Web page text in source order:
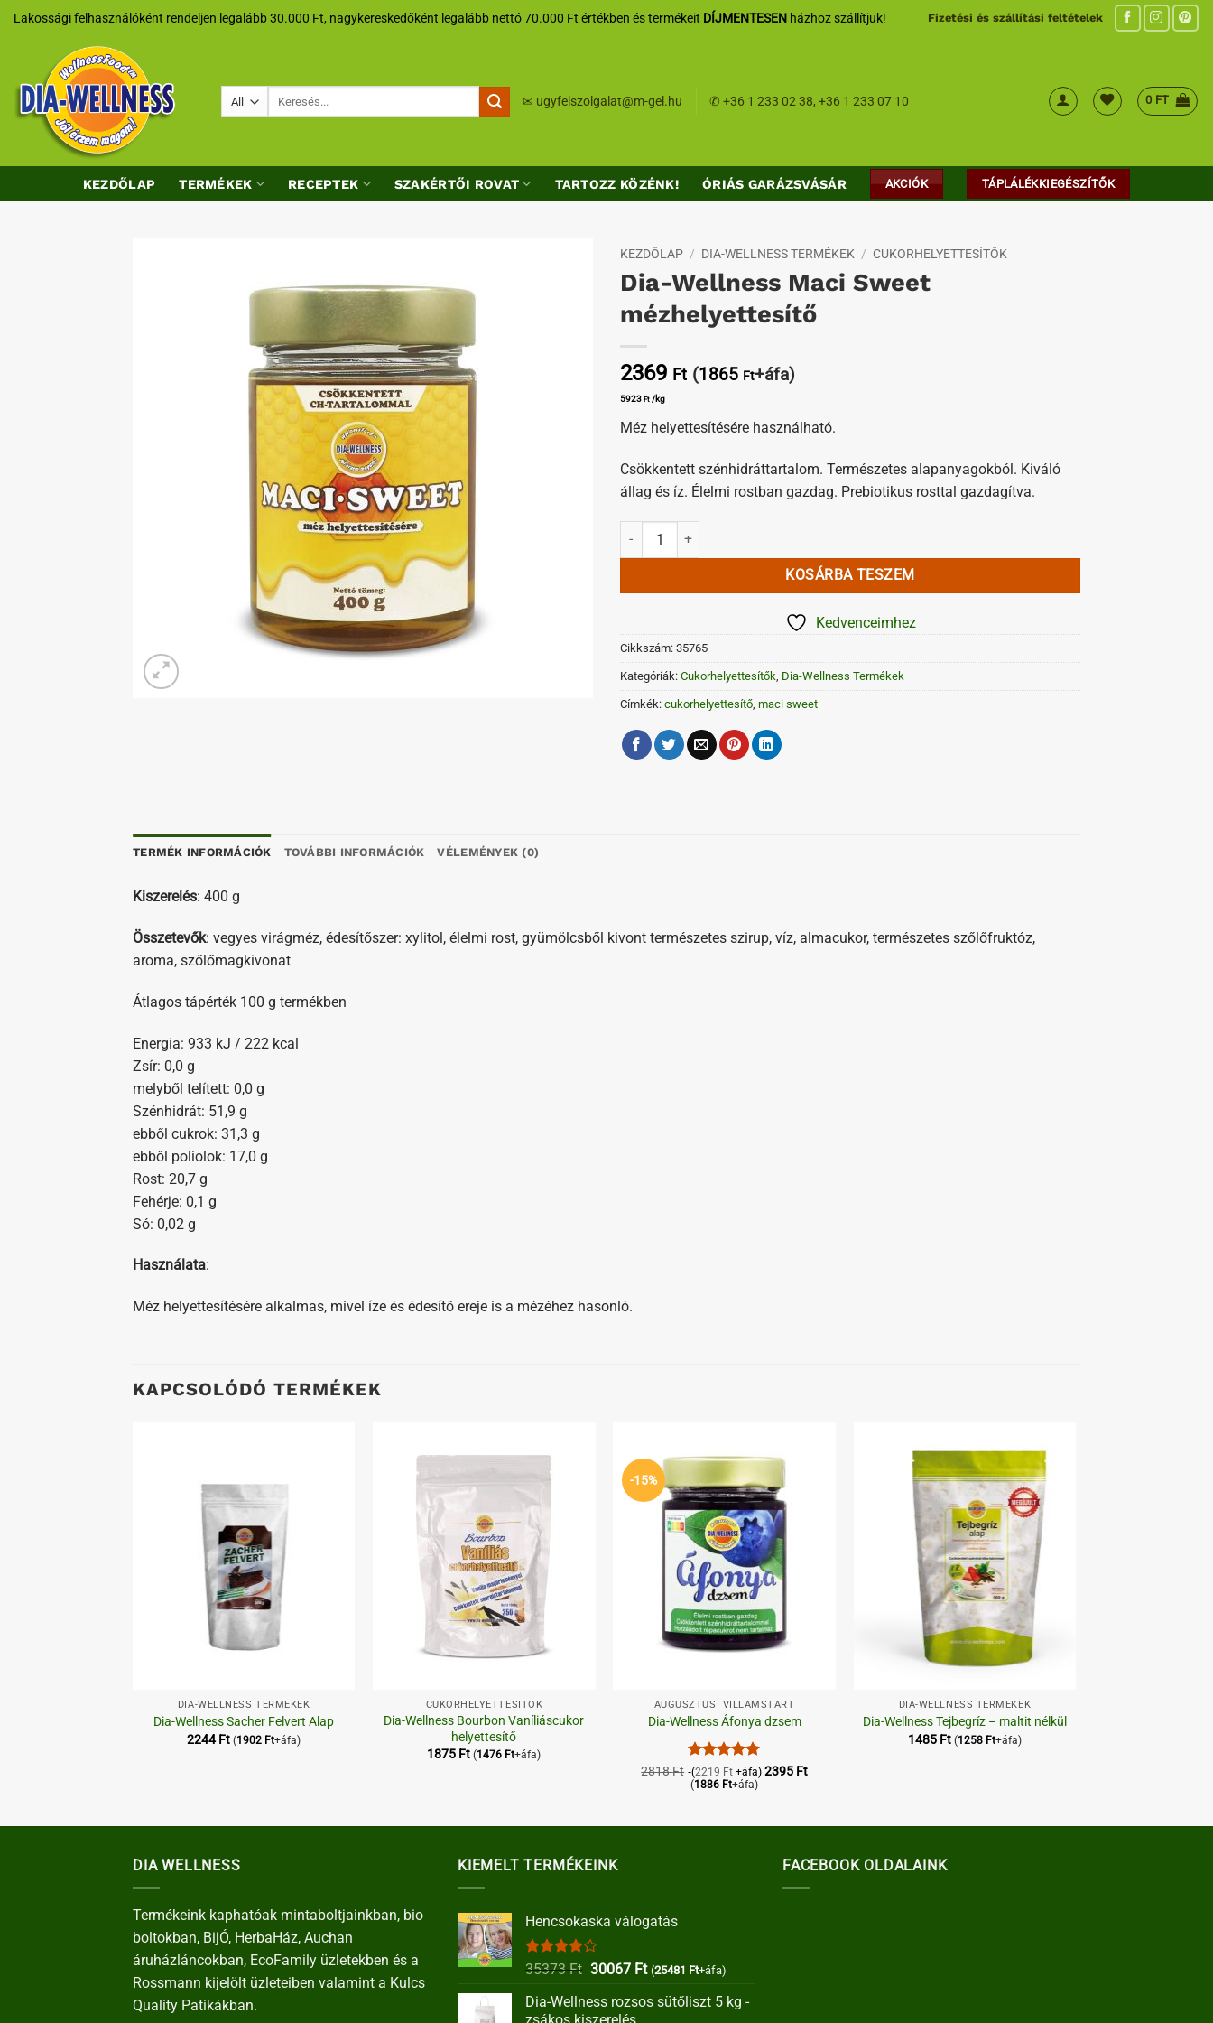
SkipLakossági felhasználóként rendeljen legalább 30.000 Ft, nagykereskedőként legalább nettó 70.000 Ft értékben és termékeit DÍJMENTESEN házhoz szállítjuk! Fizetési és szállítási feltételek
✉ ugyfelszolgalat@m-gel.hu ✆+36 1 233 02 38,+36 1 233 07 10 0 FT
KEZDŐLAP TERMÉKEK RECEPTEK SZAKÉRTŐI ROVAT TARTOZZ KÖZÉNK! ÓRIÁS GARÁZSVÁSÁR AKCIÓK TÁPLÁLÉKKIEGÉSZÍTŐK
KEZDŐLAP / DIA-WELLNESS TERMÉKEK / CUKORHELYETTESÍTŐK
Dia-Wellness Maci Sweet
mézhelyettesítő
2369 Ft (1865 Ft+áfa)
5923 Ft /kg
Méz helyettesítésére használható.
Csökkentett szénhidráttartalom. Természetes alapanyagokból. Kiváló
állag és íz. Élelmi rostban gazdag. Prebiotikus rosttal gazdagítva.
Dia-Wellness Maci Sweet mézhelyettesítő mennyiség
KOSÁRBA TESZEM
Kedvenceimhez
Cikkszám: 35765
Kategóriák: Cukorhelyettesítők, Dia-Wellness Termékek
Címkék: cukorhelyettesítő, maci sweet
TERMÉK INFORMÁCIÓK TOVÁBBI INFORMÁCIÓK VÉLEMÉNYEK (0)
Kiszerelés: 400 g
Összetevők: vegyes virágméz, édesítőszer: xylitol, élelmi rost, gyümölcsből kivont természetes szirup, víz, almacukor, természetes szőlőfruktóz,
aroma, szőlőmagkivonat
Átlagos tápérték 100 g termékben
Energia: 933 kJ / 222 kcal
Zsír: 0,0 g
melyből telített: 0,0 g
Szénhidrát: 51,9 g
ebből cukrok: 31,3 g
ebből poliolok: 17,0 g
Rost: 20,7 g
Fehérje: 0,1 g
Só: 0,02 g
Használata:
Méz helyettesítésére alkalmas, mivel íze és édesítő ereje is a mézéhez hasonló.
KAPCSOLÓDÓ TERMÉKEK
DIA-WELLNESS TERMÉKEK
Dia-Wellness Sacher Felvert Alap
2244Ft (1902 Ft+áfa)
Kedvenceimhez
CUKORHELYETTESÍTŐK
Dia-Wellness Bourbon Vaníliáscukor
helyettesítő
1875 Ft (1476 Ft+áfa)
-15%
AUGUSZTUSI VILLÁMSTART
Dia-Wellness Áfonya dzsem
Értékelés:5
/ 5
2818Ft (2219 Ft +áfa) 2395 Ft
(1886 Ft+áfa)
Kedvenceimhez
DIA-WELLNESS TERMÉKEK
Dia-Wellness Tejbegríz – maltit nélkül
1485 Ft (1258 Ft+áfa)
DIA WELLNESS
Termékeink kaphatóak mintaboltjainkban, bio
boltokban, BijÓ, HerbaHáz, Auchan
áruházláncokban, EcoFamily üzletekben és a
Rossmann kijelölt üzleteiben valamint a Kulcs
Quality Patikákban.
KIEMELT TERMÉKEINK
Hencsokaska válogatás
Értékelés:
35373Ft Original
was:
30067 FtCurrent
is:
(25481 Ft+áfa)
Dia-Wellness rozsos sütőliszt 5 kg -
FACEBOOK OLDALAINK